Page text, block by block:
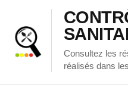
Consultez les
réalisés dans